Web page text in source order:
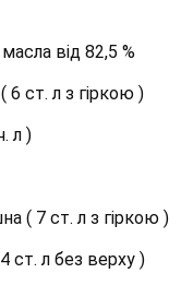
від 82,5 %
6 ст. л з гіркою )
л )
( 7 ст. л з гіркою )
ст. л без верху )